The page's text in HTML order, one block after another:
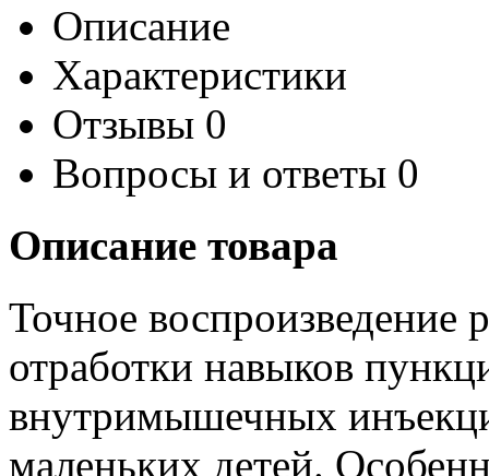
Описание
Характеристики
Отзывы 0
Вопросы и ответы 0
Описание товара
Точное воспроизведение
отработки навыков
внутримышечных
маленьких детей.